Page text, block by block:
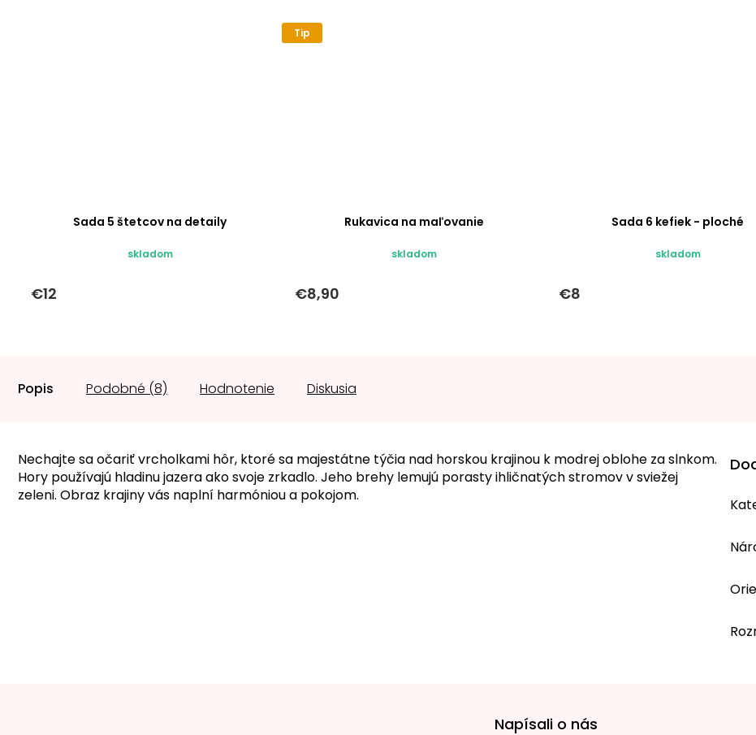
Sada 5 štetcov na detaily
skladom
€12
Tip
Rukavica na maľovanie
skladom
€8,90
Sada 6 kefiek - ploché
skladom
€8
Popis Podobné (8) Hodnotenie Diskusia
Nechajte sa očariť vrcholkami hôr, ktoré sa majestátne týčia nad horskou krajinou k modrej oblohe za slnkom.
Hory používajú hladinu jazera ako svoje zrkadlo. Jeho brehy lemujú porasty ihličnatých stromov v sviežej
zeleni. Obraz krajiny vás naplní harmóniou a pokojom.
Napísali o nás